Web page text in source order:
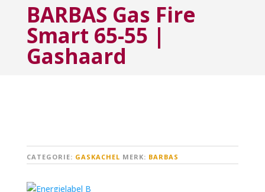
BARBAS Gas Fire
Smart 65-55 |
Gashaard
CATEGORIE: GASKACHEL MERK: BARBAS